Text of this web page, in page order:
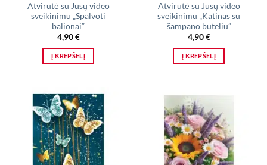
Atvirutė su Jūsų video
sveikinimu „Spalvoti
balionai”
4,90€
Į KREPŠELĮ
Atvirutė su Jūsų video
sveikinimu „Katinas su
šampano buteliu”
4,90€
Į KREPŠELĮ